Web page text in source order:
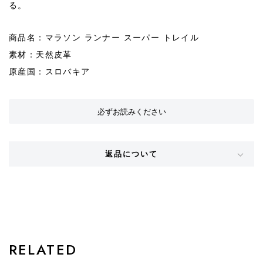
る。
商品名：マラソン ランナー スーパー トレイル
素材：天然皮革
原産国：スロバキア
必ずお読みください
返品について
RELATED